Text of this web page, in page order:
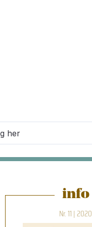
info
Nr. 11 | 2020